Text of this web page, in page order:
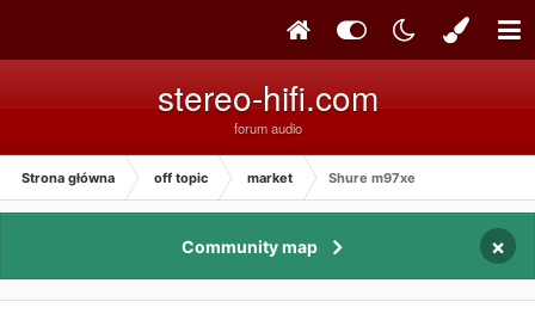
stereo-hifi.com
forum audio
Strona główna off topic market Shure m97xe
Community map ×